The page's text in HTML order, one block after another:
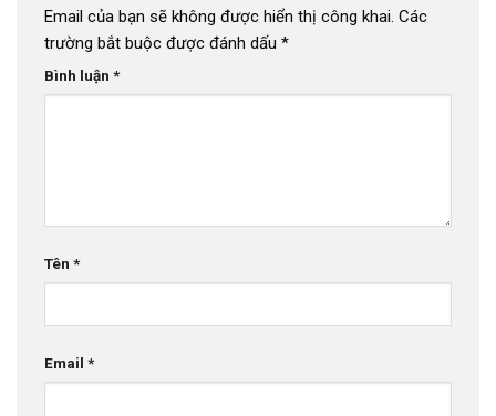
Email của bạn sẽ không được hiển thị công khai. Các
trường bắt buộc được đánh dấu *
Bình luận *
Tên *
Email *